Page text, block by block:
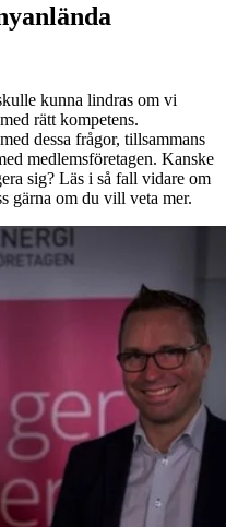
kunna lindras om vi
rätt kompetens.
dessa frågor, tillsammans
medlemsföretagen. Kanske
sig? Läs i så fall vidare om
gärna om du vill veta mer.